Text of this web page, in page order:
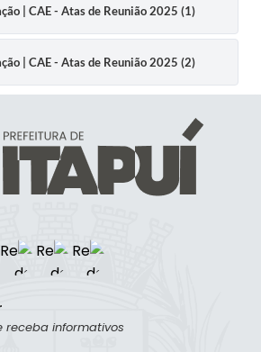
| CAE - Atas de Reunião 2025 (1)
| CAE - Atas de Reunião 2025 (2)
receba informativos